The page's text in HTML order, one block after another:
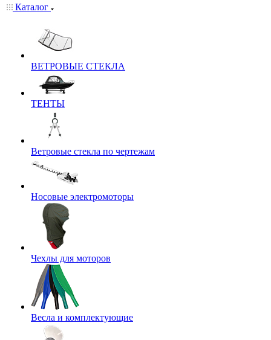
Каталог
ВЕТРОВЫЕ СТЕКЛА
ТЕНТЫ
Ветровые стекла по чертежам
Носовые электромоторы
Чехлы для моторов
Весла и комплектующие